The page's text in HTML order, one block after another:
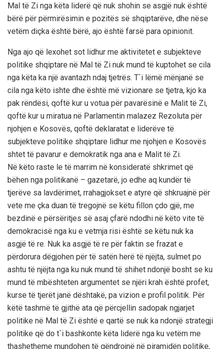
Mal të Zi nga këta liderë që nuk shohin se asgjë nuk është
bërë për përmirësimin e pozitës së shqiptarëve, dhe nëse
vetëm diçka është bërë, ajo është farsë para opinionit.
Nga ajo që lexohet sot lidhur me aktivitetet e subjekteve
politike shqiptare në Mal të Zi nuk mund të kuptohet se cila
nga këta ka një avantazh ndaj tjetrës. T`i lëmë mënjanë se
cila nga këto ishte dhe është më vizionare se tjetra, kjo ka
pak rëndësi, qoftë kur u votua për pavarësinë e Malit të Zi,
qoftë kur u miratua në Parlamentin malazez Rezoluta për
njohjen e Kosovës, qoftë deklaratat e liderëve të
subjekteve politike shqiptare lidhur me njohjen e Kosovës
shtet të pavarur e demokratik nga ana e Malit të Zi.
Në këto raste le të marrim në konsideratë shkrimet që
bëhen nga politikanë – gazetarë, jo edhe aq kundër të
tjerëve sa lavdërimet, rrahagjokset e atyre që shkruajnë për
vete me çka duan të tregojnë se këtu fillon çdo gjë, me
bezdinë e përsëritjes së asaj çfarë ndodhi në këto vite të
demokracisë nga ku e vetmja risi është se këtu nuk ka
asgjë të re. Nuk ka asgjë të re për faktin se frazat e
përdorura dëgjohen për të satën herë të njëjta, sulmet po
ashtu të njëjta nga ku nuk mund të shihet ndonjë bosht se ku
mund të mbështeten argumentet se njëri krah është profet,
kurse të tjerët janë dështakë, pa vizion e profil politik. Për
këtë tashmë të gjithë ata që përcjellin sadopak ngjarjet
politike në Mal të Zi është e qartë se nuk ka ndonjë strategji
politike që do t`i bashkonte këta liderë nga ku vetëm me
thashetheme mundohen të qëndrojnë në piramidën politike,